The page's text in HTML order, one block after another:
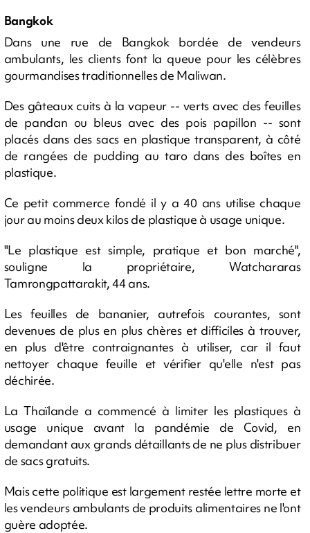
Bangkok
Dans une rue de Bangkok bordée de vendeurs
ambulants, les clients font la queue pour les célèbres
gourmandises traditionnelles de Maliwan.
Des gâteaux cuits à la vapeur -- verts avec des feuilles
de pandan ou bleus avec des pois papillon -- sont
placés dans des sacs en plastique transparent, à côté
de rangées de pudding au taro dans des boîtes en
plastique.
Ce petit commerce fondé il y a 40 ans utilise chaque
jour au moins deux kilos de plastique à usage unique.
"Le plastique est simple, pratique et bon marché",
souligne la propriétaire, Watchararas
Tamrongpattarakit, 44 ans.
Les feuilles de bananier, autrefois courantes, sont
devenues de plus en plus chères et difficiles à trouver,
en plus d'être contraignantes à utiliser, car il faut
nettoyer chaque feuille et vérifier qu'elle n'est pas
déchirée.
La Thaïlande a commencé à limiter les plastiques à
usage unique avant la pandémie de Covid, en
demandant aux grands détaillants de ne plus distribuer
de sacs gratuits.
Mais cette politique est largement restée lettre morte et
les vendeurs ambulants de produits alimentaires ne l'ont
guère adoptée.